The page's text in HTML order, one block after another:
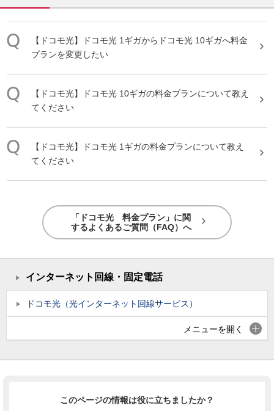
【 ドコモ光】 ドコモ光 1ギガから ドコモ光 10ギガへ料金
プランを変更したい
【 ドコモ光】 ドコモ光 10ギガの料金プランについて教え
てください
【 ドコモ光】 ドコモ光 1ギガの料金プランについて教え
てください
「ドコモ光 料金プラン」に関
するよくあるご質問（FAQ）へ
インターネット回線・固定電話
ドコモ光（光インターネット回線サービス）
メニューを開く
このページの情報は役に立ちましたか？